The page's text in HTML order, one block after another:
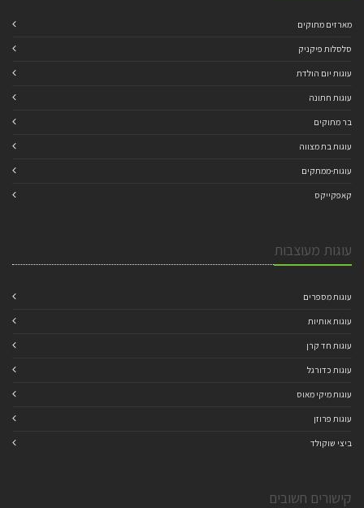
מארזים מתוקים
סלסלות פיקניק
עוגות יום הולדת
עוגות חתונה
בר מתוקים
עוגות בת מצווה
עוגות-ממתקים
קאפקייקס
עוגות מעוצבות
עוגות מספרים
עוגות אותיות
עוגות חד קרן
עוגות כדורגל
עוגות מיקי מאוס
עוגות פרוזן
ביצי שוקולד
קישורים חשובים